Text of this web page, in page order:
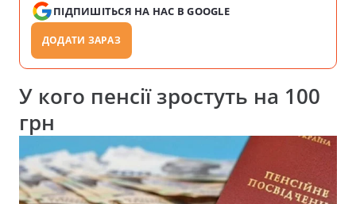
ПІДПИШІТЬСЯ НА НАС В GOOGLE
ДОДАТИ ЗАРАЗ
У кого пенсії зростуть на 100
грн